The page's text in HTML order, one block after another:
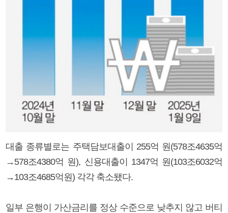
대출 종류별로는 주택담보대출이 255억 원(578조4635억
→578조4380억 원), 신용대출이 1347억 원(103조6032억
→103조4685억원) 각각 축소됐다.
일부 은행이 가산금리를 정상 수준으로 낮추지 않고 버티